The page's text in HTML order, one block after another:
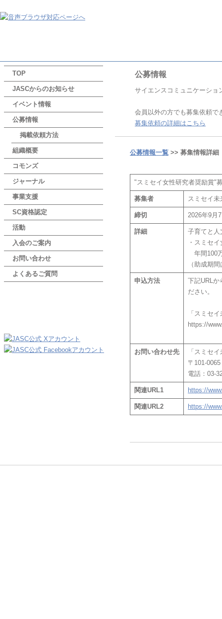
TOP
JASCからのお知らせ
イベント情報
公募情報
掲載依頼方法
組織概要
コモンズ
ジャーナル
事業支援
SC資格認定
活動
入会のご案内
お問い合わせ
よくあるご質問
公募情報
サイエンスコミュニケーショ
会員以外の方でも募集依頼で
募集依頼の詳細はこちら
公募情報一覧 >> 募集情報詳細
"スミセイ女性研究者奨励賞"
募集者 スミセイ
締切 2026年9月
詳細
子育てと人
・スミセ
年間100
（助成期
申込方法
下記URLか
ださい。
「スミセ
https://
お問い合わせ先
「スミセ
〒101-
電話：03-
関連URL1 https://
関連URL2 https://